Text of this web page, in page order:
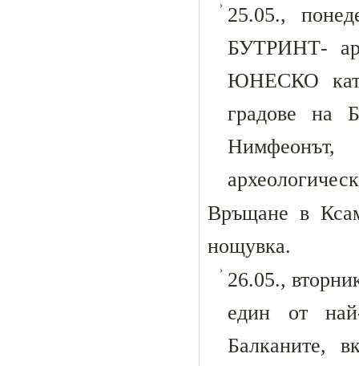
25.05.,
БУТРИНТ-
ЮНЕСКО като
градове на
Връщане в
нощувка.
26.05.,
един от
Балканите,